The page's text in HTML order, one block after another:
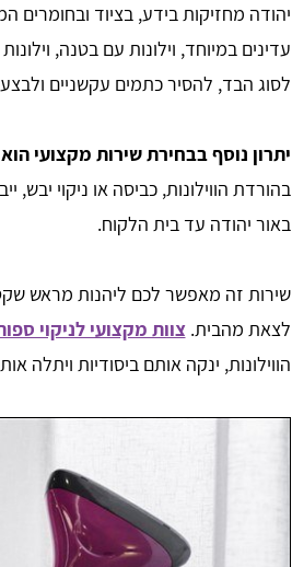
יהודה מחזיקות בידע, בציוד ובחומרים
עדינים במיוחד, וילונות עם בטנה,
לסוג הבד, להסיר כתמים עקשניים ולבצע
יתרון נוסף בבחירת שירות מקצועי
בהורדת הווילונות, כביסה או ניקוי יבש,
באור יהודה עד בית הלקוח.
שירות זה מאפשר לכם ליהנות מראש שקט
לצאת מהבית.צוות מקצועי לניקוי
הווילונות, ינקה אותם ביסודיות ויתלה